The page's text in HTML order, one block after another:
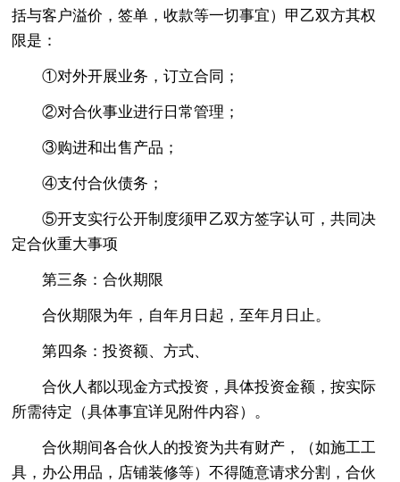
括与客户溢价，签单，收款等一切事宜）甲乙双方其权
限是：
①对外开展业务，订立合同；
②对合伙事业进行日常管理；
③购进和出售产品；
④支付合伙债务；
⑤开支实行公开制度须甲乙双方签字认可，共同决
定合伙重大事项
第三条：合伙期限
合伙期限为年，自年月日起，至年月日止。
第四条：投资额、方式、
合伙人都以现金方式投资，具体投资金额，按实际
所需待定（具体事宜详见附件内容）。
合伙期间各合伙人的投资为共有财产，（如施工工
具，办公用品，店铺装修等）不得随意请求分割，合伙